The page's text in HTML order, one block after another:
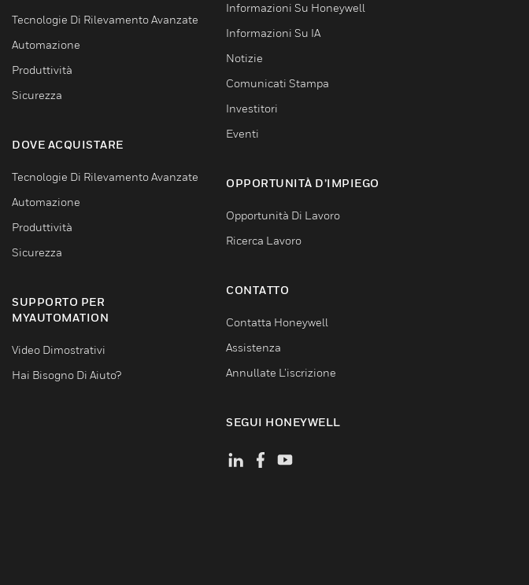
Tecnologie Di Rilevamento Avanzate
Automazione
Produttività
Sicurezza
DOVE ACQUISTARE
Tecnologie Di Rilevamento Avanzate
Automazione
Produttività
Sicurezza
SUPPORTO PER
MYAUTOMATION
Video Dimostrativi
Hai Bisogno Di Aiuto?
Informazioni Su Honeywell
Informazioni Su IA
Notizie
Comunicati Stampa
Investitori
Eventi
OPPORTUNITÀ D’IMPIEGO
Opportunità Di Lavoro
Ricerca Lavoro
CONTATTO
Contatta Honeywell
Assistenza
Annullate L’iscrizione
SEGUI HONEYWELL